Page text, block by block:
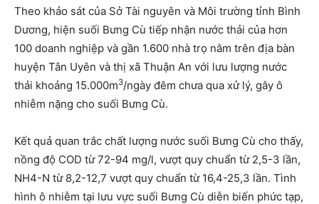
Theo khảo sát của Sở Tài nguyên và Môi trường tỉnh Bình
Dương, hiện suối Bưng Cù tiếp nhận nước thải của hơn
100 doanh nghiệp và gần 1.600 nhà trọ nằm trên địa bàn
huyện Tân Uyên và thị xã Thuận An với lưu lượng nước
thải khoảng 15.000m3/ngày đêm chưa qua xử lý, gây ô
nhiễm nặng cho suối Bưng Cù.
Kết quả quan trắc chất lượng nước suối Bưng Cù cho thấy,
nồng độ COD từ 72-94 mg/l, vượt quy chuẩn từ 2,5-3 lần,
NH4-N từ 8,2-12,7 vượt quy chuẩn từ 16,4-25,3 lần. Tình
hình ô nhiễm tại lưu vực suối Bưng Cù diễn biến phức tạp,